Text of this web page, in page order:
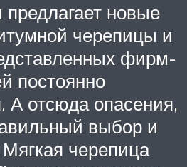
предлагает новые
черепицы и
фирм-
постоянно
А отсюда опасения,
выбор и
черепица